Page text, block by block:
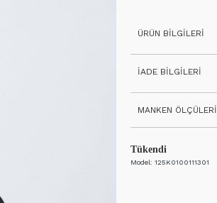
Tükendi
Model: 125K0100111301
ÜRÜN BILGILERI
İADE BILGILERI
MANKEN ÖLÇÜLERI